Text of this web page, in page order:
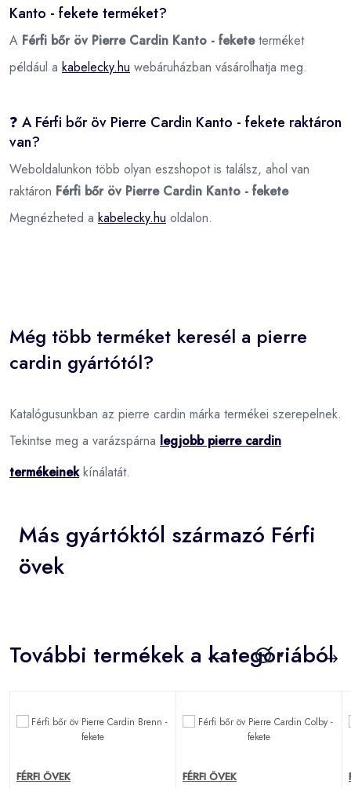
Kanto - fekete terméket?
A Férfi bőr öv Pierre Cardin Kanto - feketeterméket
például a kabelecky.hu webáruházban vásárolhatja meg.
❓ A Férfi bőr öv Pierre Cardin Kanto - fekete raktáron
van?
Weboldalunkon több olyan eszshopot is találsz, ahol van
raktáron Férfi bőr öv Pierre Cardin Kanto - fekete
Megnézheted a kabelecky.hu oldalon.
Még több terméket keresél a pierre
cardin gyártótól?
Katalógusunkban az pierre cardin márka termékei szerepelnek.
Tekintse meg a varázspárna legjobb pierre cardin
termékeinekkínálatát.
Más gyártóktól származó Férfi
övek
További termékek a kategóriából
FÉRFI ÖVEK FÉRFI ÖVEK